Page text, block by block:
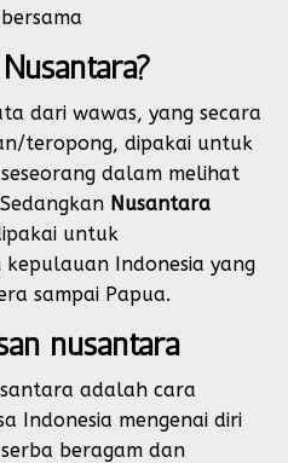
dari wawas, yang secara
teropong, dipakai untuk
dalam melihat
Nusantara
untuk
Indonesia yang
sampai Papua.
nusantara
adalah cara
Indonesia mengenai diri
beragam dan